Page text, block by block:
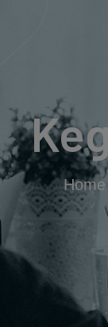
Home